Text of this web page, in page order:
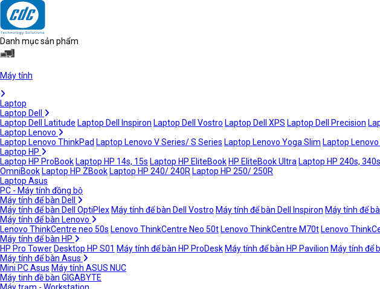
Danh mục sản phẩm
Máy tính
Laptop
Laptop Dell
Laptop Dell Latitude Laptop Dell Inspiron Laptop Dell Vostro Laptop Dell XPS Laptop Dell Precision
Laptop Lenovo
Laptop Lenovo ThinkPad Laptop Lenovo V Series/ S Series Laptop Lenovo Yoga Slim Laptop
Laptop HP
Laptop HP ProBook Laptop HP 14s, 15s Laptop HP EliteBook HP EliteBook Ultra Laptop HP 240s, 340s
OmniBook Laptop HP ZBook Laptop HP 240/ 240R Laptop HP 250/ 250R
Laptop Asus
PC - Máy tính đồng bộ
Máy tính để bàn Dell
Máy tính để bàn Dell OptiPlex Máy tính để bàn Dell Vostro Máy tính để bàn Dell Inspiron Máy tính để
Máy tính để bàn Lenovo
Lenovo ThinkCentre neo 50s Lenovo ThinkCentre Neo 50t Lenovo ThinkCentre M70t Lenovo
Máy tính để bàn HP
HP Pro Tower Desktop HP S01 Máy tính để bàn HP ProDesk Máy tính để bàn HP Pavilion Máy tính để
Máy tính để bàn Asus
Mini PC Asus Máy tính ASUS NUC
Máy tinh đề bàn GIGABYTE